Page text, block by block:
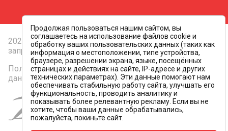
2026 © Все права защищены. Копирование контента
запрещено
Политика конфиденциальности и персональных
данных
Создание и
продвижение сайта
Продолжая пользоваться нашим сайтом, вы
соглашаетесь на использование файлов cookie и
обработку ваших пользовательских данных (таких как
информация о местоположении, типе устройства,
браузере, разрешении экрана, языке, посещённых
страницах и действиях на сайте, IP-адресе и других
технических параметрах). Эти данные помогают нам
обеспечивать стабильную работу сайта, улучшать его
функциональность, проводить аналитику и
показывать более релевантную рекламу. Если вы не
хотите, чтобы ваши данные обрабатывались,
пожалуйста, покиньте сайт.